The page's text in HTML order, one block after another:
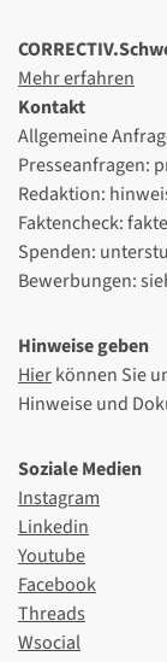
Mehr erfahren
Kontakt
Allgemeine
Presseanfragen:
Redaktion:
Faktencheck:
Spenden:
Bewerbungen:
Hinweise geben
Hierkönnen Sie
Hinweise und
Soziale Medien
Instagram
Linkedin
Youtube
Facebook
Threads
Wsocial